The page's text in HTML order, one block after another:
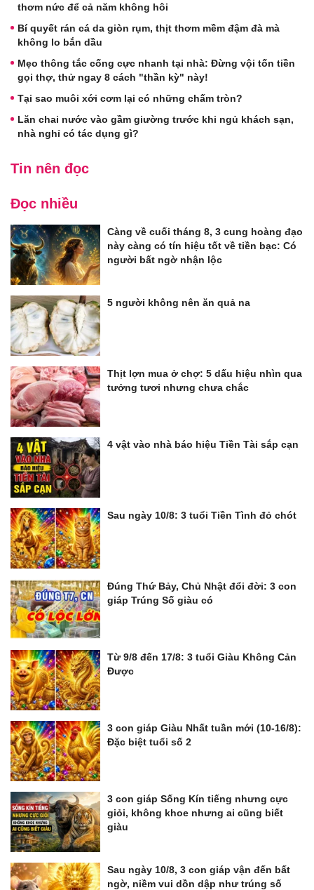
thơm nức để cả năm không hôi
Bí quyết rán cá da giòn rụm, thịt thơm mềm đậm đà mà
không lo bắn dầu
Mẹo thông tắc cống cực nhanh tại nhà: Đừng vội tốn tiền
gọi thợ, thử ngay 8 cách "thần kỳ" này!
Tại sao muôi xới cơm lại có những chấm tròn?
Lăn chai nước vào gầm giường trước khi ngủ khách sạn,
nhà nghỉ có tác dụng gì?
Tin nên đọc
Đọc nhiều
Càng về cuối tháng 8, 3 cung hoàng đạo
này càng có tín hiệu tốt về tiền bạc: Có
người bất ngờ nhận lộc
5 người không nên ăn quả na
Thịt lợn mua ở chợ: 5 dấu hiệu nhìn qua
tưởng tươi nhưng chưa chắc
4 vật vào nhà báo hiệu Tiền Tài sắp cạn
Sau ngày 10/8: 3 tuổi Tiền Tình đỏ chót
Đúng Thứ Bảy, Chủ Nhật đổi đời: 3 con
giáp Trúng Số giàu có
Từ 9/8 đến 17/8: 3 tuổi Giàu Không Cản
Được
3 con giáp Giàu Nhất tuần mới (10-16/8):
Đặc biệt tuổi số 2
3 con giáp Sống Kín tiếng nhưng cực
giỏi, không khoe nhưng ai cũng biết
giàu
Sau ngày 10/8, 3 con giáp vận đến bất
ngờ, niềm vui dồn dập như trúng số